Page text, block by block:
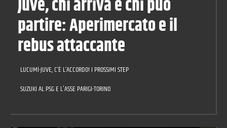
Juve, chi arriva e chi può
partire: Aperimercato e il
rebus attaccante
LUCUMÍ-JUVE, C’È L’ACCORDO! I PROSSIMI STEP
SUZUKI AL PSG E L'ASSE PARIGI-TORINO